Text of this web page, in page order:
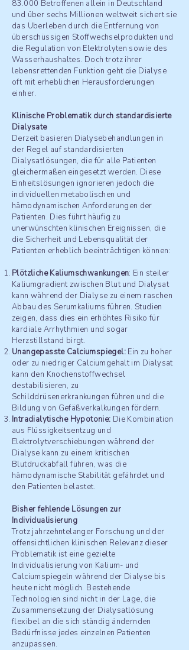
83.000 Betroffenen allein in Deutschland
und über sechs Millionen weltweit sichert sie
das Überleben durch die Entfernung von
überschüssigen Stoffwechselprodukten und
die Regulation von Elektrolyten sowie des
Wasserhaushaltes. Doch trotz ihrer
lebensrettenden Funktion geht die Dialyse
oft mit erheblichen Herausforderungen
einher.
Klinische Problematik durch standardisierte
Dialysate
Derzeit basieren Dialysebehandlungen in
der Regel auf standardisierten
Dialysatlösungen, die für alle Patienten
gleichermaßen eingesetzt werden. Diese
Einheitslösungen ignorieren jedoch die
individuellen metabolischen und
hämodynamischen Anforderungen der
Patienten. Dies führt häufig zu
unerwünschten klinischen Ereignissen, die
die Sicherheit und Lebensqualität der
Patienten erheblich beeinträchtigen können:
Plötzliche Kaliumschwankungen: Ein steiler
Kaliumgradient zwischen Blut und Dialysat
kann während der Dialyse zu einem raschen
Abbau des Serumkaliums führen. Studien
zeigen, dass dies ein erhöhtes Risiko für
kardiale Arrhythmien und sogar
Herzstillstand birgt​​.
Unangepasste Calciumspiegel:Ein zu hoher
oder zu niedriger Calciumgehalt im Dialysat
kann den Knochenstoffwechsel
destabilisieren, zu
Schilddrüsenerkrankungen führen und die
Bildung von Gefäßverkalkungen fördern​​.
Intradialytische Hypotonie: Die Kombination
aus Flüssigkeitsentzug und
Elektrolytverschiebungen während der
Dialyse kann zu einem kritischen
Blutdruckabfall führen, was die
hämodynamische Stabilität gefährdet und
den Patienten belastet​​.
Bisher fehlende Lösungen zur
Individualisierung
Trotz jahrzehntelanger Forschung und der
offensichtlichen klinischen Relevanz dieser
Problematik ist eine gezielte
Individualisierung von Kalium- und
Calciumspiegeln während der Dialyse bis
heute nicht möglich. Bestehende
Technologien sind nicht in der Lage, die
Zusammensetzung der Dialysatlösung
flexibel an die sich ständig ändernden
Bedürfnisse jedes einzelnen Patienten
anzupassen.